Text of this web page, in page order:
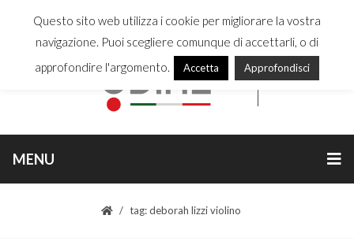
MENU
tag: deborah lizzi violino
Questo sito web utilizza i cookie per migliorare la vostra
navigazione. Puoi scegliere comunque di accettarli, o di
approfondire l'argomento.
Accetta Approfondisci